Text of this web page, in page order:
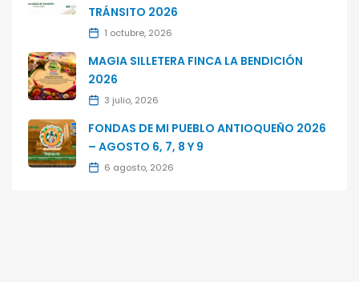
TRÁNSITO 2026
1 octubre, 2026
MAGIA SILLETERA FINCA LA BENDICIÓN
2026
3 julio, 2026
FONDAS DE MI PUEBLO ANTIOQUEÑO 2026
– AGOSTO 6, 7, 8 Y 9
6 agosto, 2026